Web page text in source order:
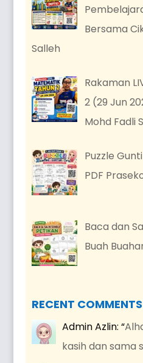
Bersama
Salleh
Rakaman
2 (29 Jun
Mohd Fadli
Puzzle
PDF
Baca dan
Buah
RECENT COMMENTS
Admin Azlin: “
kasih dan sama